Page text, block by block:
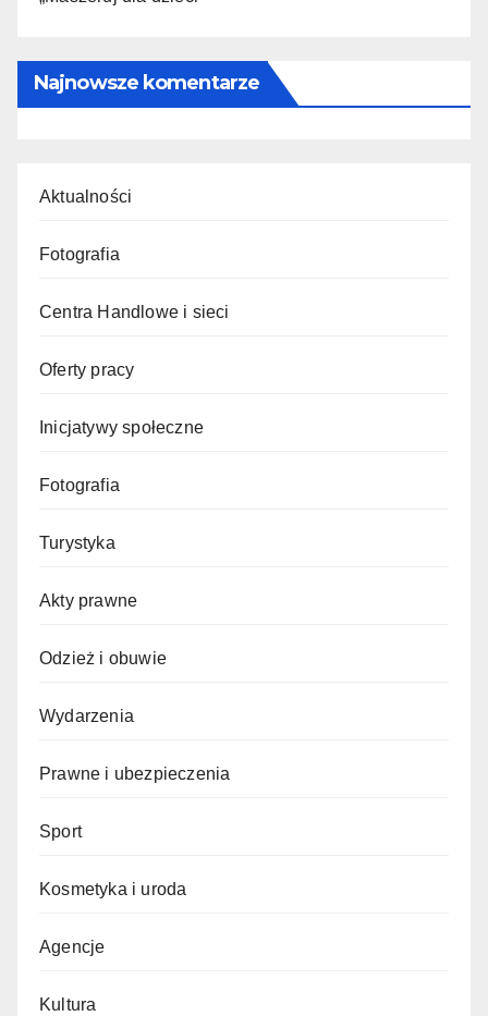
Najnowsze komentarze
Aktualności
Fotografia
Centra Handlowe i sieci
Oferty pracy
Inicjatywy społeczne
Fotografia
Turystyka
Akty prawne
Odzież i obuwie
Wydarzenia
Prawne i ubezpieczenia
Sport
Kosmetyka i uroda
Agencje
Kultura